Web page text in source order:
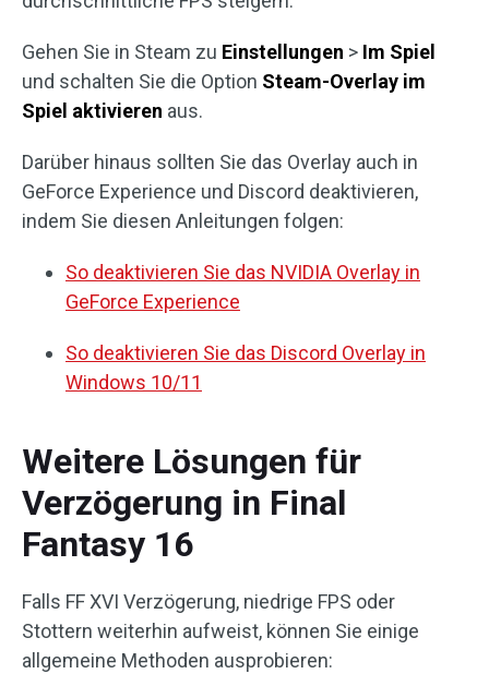
Gehen Sie in Steam zu Einstellungen > Im Spiel
und schalten Sie die Option Steam-Overlay im
Spiel aktivieren aus.
Darüber hinaus sollten Sie das Overlay auch in
GeForce Experience und Discord deaktivieren,
indem Sie diesen Anleitungen folgen:
So deaktivieren Sie das NVIDIA Overlay in
GeForce Experience
So deaktivieren Sie das Discord Overlay in
Windows 10/11
Weitere Lösungen für
Verzögerung in Final
Fantasy 16
Falls FF XVI Verzögerung, niedrige FPS oder
Stottern weiterhin aufweist, können Sie einige
allgemeine Methoden ausprobieren: